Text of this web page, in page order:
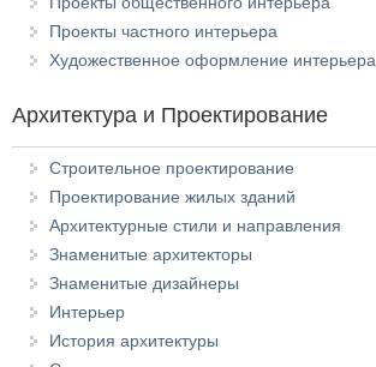
Проекты частного интерьера
Художественное оформление интерьера
Архитектура и Проектирование
Строительное проектирование
Проектирование жилых зданий
Архитектурные стили и направления
Знаменитые архитекторы
Знаменитые дизайнеры
Интерьер
История архитектуры